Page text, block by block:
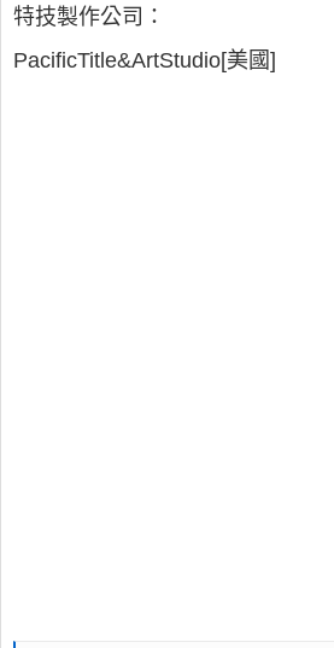
特技製作公司：
PacificTitle&ArtStudio[美國]